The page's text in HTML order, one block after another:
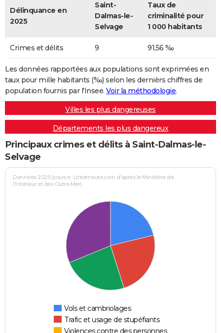
Délinquance en
2025
Saint-
Dalmas-le-
Selvage
Taux de
criminalité pour
1 000 habitants
Crimes et délits 9 91,56 ‰
Les données rapportées aux populations sont exprimées en
taux pour mille habitants (‰) selon les dernièrs chiffres de
population fournis par l'Insee. Voir la méthodologie.
Villes les plus dangereuses
Départements les plus dangereux
Principaux crimes et délits à Saint-Dalmas-le-
Selvage
Données 2025 (source : Linternaute.com d'après le Ministère de
l'Intérieur et des Outre-Mer)
Vols et cambriolages
Trafic et usage de stupéfiants